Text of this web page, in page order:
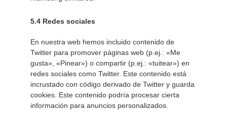
5.4 Redes sociales
En nuestra web hemos incluido contenido de
Twitter para promover páginas web (p.ej.: «Me
gusta», «Pinear») o compartir (p.ej.: «tuitear») en
redes sociales como Twitter. Este contenido está
incrustado con código derivado de Twitter y guarda
cookies. Este contenido podría procesar cierta
información para anuncios personalizados.